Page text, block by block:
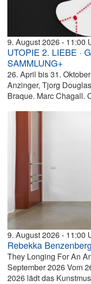
9. August 2026 11:00
UTOPIE 2. LIEBE ·
SAMMLUNG+
26. April bis 31.
Anzinger, Tjorg
Braque. Marc Chagall.
9. August 2026 11:00
Rebekka Benzenberg
They Longing For An
September 2026 Vom
2026 lädt das